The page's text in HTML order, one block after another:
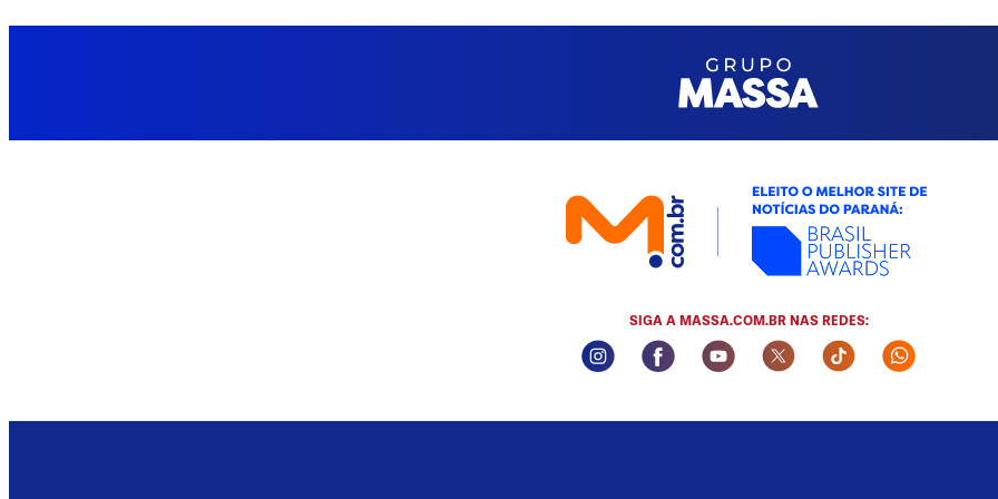
SIGA A MASSA.COM.BR NAS REDES:
Instagram Social Media
Facebook Social Media
Youtube Social Media
Twitter Social Media
Tiktok Social